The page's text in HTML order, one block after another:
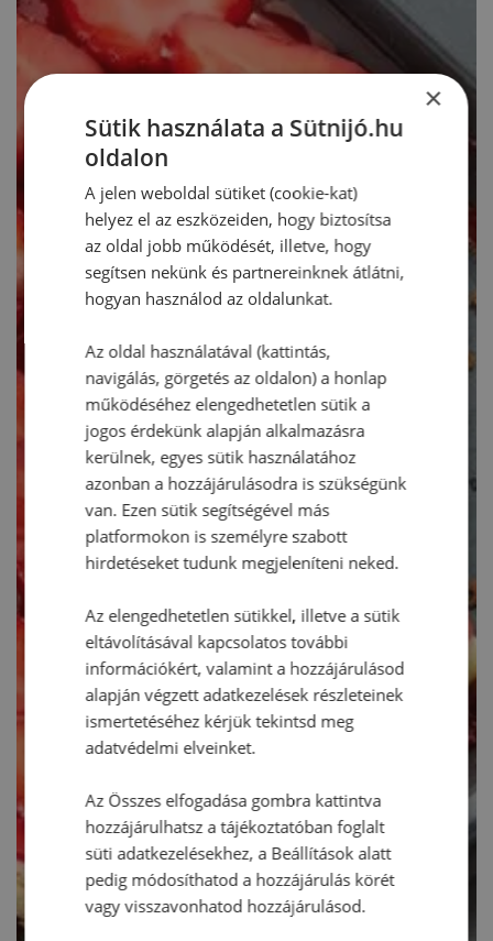
×
Sütik használata a Sütnijó.hu
oldalon
A jelen weboldal sütiket (cookie-kat)
helyez el az eszközeiden, hogy biztosítsa
az oldal jobb működését, illetve, hogy
segítsen nekünk és partnereinknek átlátni,
hogyan használod az oldalunkat.
Az oldal használatával (kattintás,
navigálás, görgetés az oldalon) a honlap
működéséhez elengedhetetlen sütik a
jogos érdekünk alapján alkalmazásra
kerülnek, egyes sütik használatához
azonban a hozzájárulásodra is szükségünk
van. Ezen sütik segítségével más
platformokon is személyre szabott
hirdetéseket tudunk megjeleníteni neked.
Az elengedhetetlen sütikkel, illetve a sütik
eltávolításával kapcsolatos további
információkért, valamint a hozzájárulásod
alapján végzett adatkezelések részleteinek
ismertetéséhez kérjük tekintsd meg
adatvédelmi elveinket.
Az Összes elfogadása gombra kattintva
hozzájárulhatsz a tájékoztatóban foglalt
süti adatkezelésekhez, a Beállítások alatt
pedig módosíthatod a hozzájárulás körét
vagy visszavonhatod hozzájárulásod.